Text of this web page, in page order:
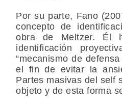
Por su parte, Fano
concepto de
obra de Meltzer. Él
identificación
“mecanismo de
el fin de evitar la
Partes masivas del self
objeto y de esta forma